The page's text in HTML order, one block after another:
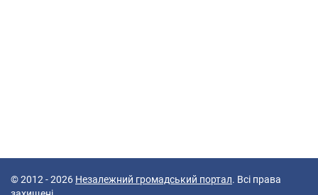
© 2012 - 2026 Незалежний громадський портал. Всі права